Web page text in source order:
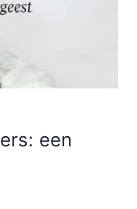
een